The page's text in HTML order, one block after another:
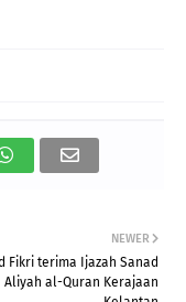
NEWER
Fikri terima Ijazah Sanad
Aliyah al-Quran Kerajaan